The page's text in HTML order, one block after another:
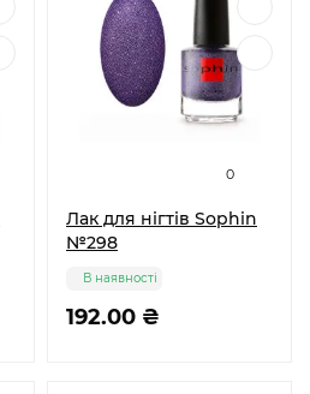
0
Лак для нігтів Sophin
№298
192.00 ₴
В наявності